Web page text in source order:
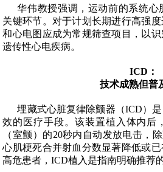
华伟教授强调，运动前的系统心
关键环节。对于计划长期进行高强
和心电图应成为常规筛查项目，以
遗传性心电疾病。
ICD ：
技术成熟但普
埋藏式心脏复律除颤器（ICD）
效的医疗手段。该装置植入体内后
（室颤）的20秒内自动发放电击，
心肌梗死合并射血分数显著降低或
高危患者，ICD植入是指南明确推荐